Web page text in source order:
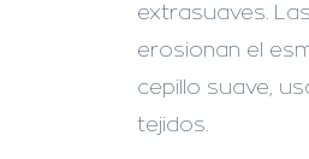
extrasuaves .
erosionan el
cepillo suave,
tejidos.